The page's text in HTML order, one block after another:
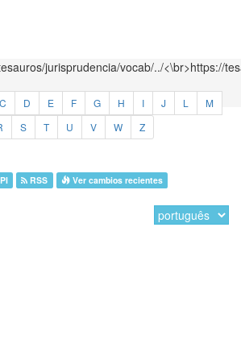
jurisprudencia/vocab/../<\br>https://
C D E F G H I J L
M
S T U V W Z
RSS Ver cambios recientes